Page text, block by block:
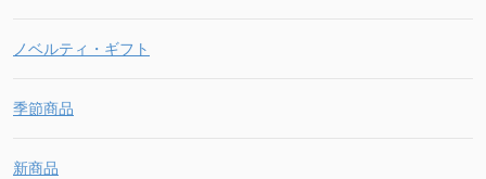
ノベルティ・ギフト
季節商品
新商品